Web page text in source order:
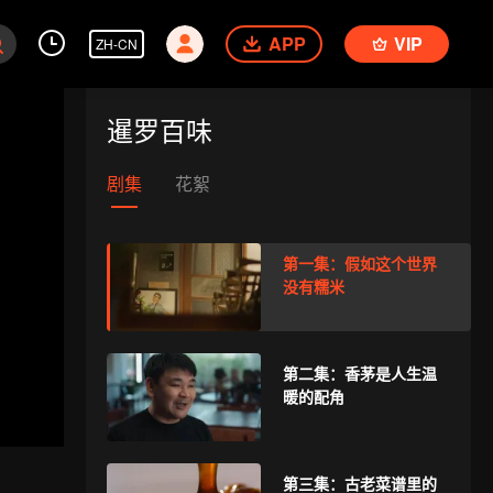
ZH-CN APP VIP
暹罗百味
剧集 花絮
第一集：假如这个世界
没有糯米
第二集：香茅是人生温
暖的配角
第三集：古老菜谱里的